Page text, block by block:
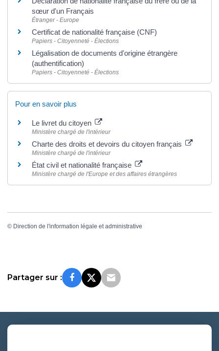
sœur d'un Français
Étranger - Europe
Certificat de nationalité française (CNF)
Papiers - Citoyenneté - Élections
Légalisation de documents d'origine étrangère
(authentification)
Papiers - Citoyenneté - Élections
Pour en savoir plus
Le livret du citoyen
Ministère chargé de l'intérieur
Charte des droits et devoirs du citoyen français
Ministère chargé de l'intérieur
État civil et nationalité française
Ministère chargé de l'Europe et des affaires étrangères
© Direction de l'information légale et administrative
Partager sur :